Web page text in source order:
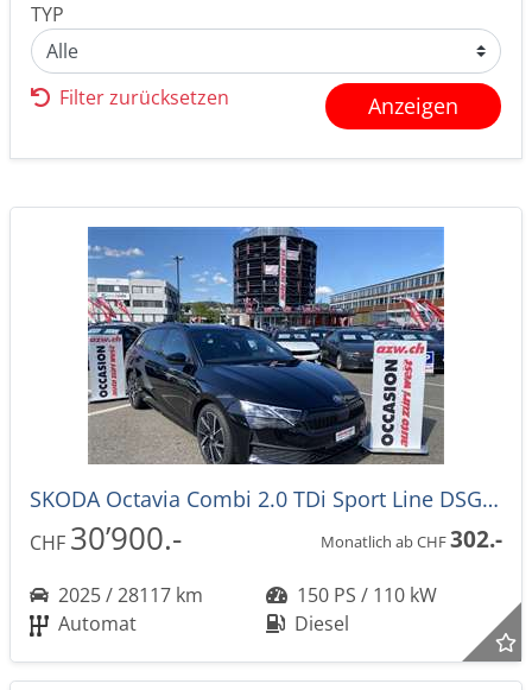
TYP
Filter zurücksetzen Anzeigen
SKODA Octavia Combi 2.0 TDi Sport Line DSG-Automat
CHF 30’900.- Monatlich ab CHF302.-
2025 / 28117 km
150 PS / 110 kW
Automat
Diesel